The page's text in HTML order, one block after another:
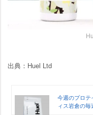
出典：Huel Ltd
今週のプロテ
ィス岩倉の毎